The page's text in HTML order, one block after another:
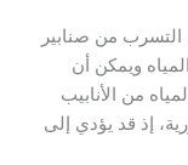
التسرب من صنابير
ويمكن أن
من الأنابيب
إذ قد يؤدي إلى